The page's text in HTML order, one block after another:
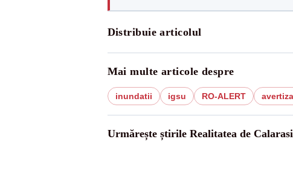
Distribuie articolul
Mai multe articole despre
inundatii igsu RO-ALERT
Urmărește știrile Realitatea de